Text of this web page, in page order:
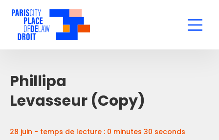
Phillipa
Levasseur (Copy)
28 juin - temps de lecture : 0 minutes 30 seconds